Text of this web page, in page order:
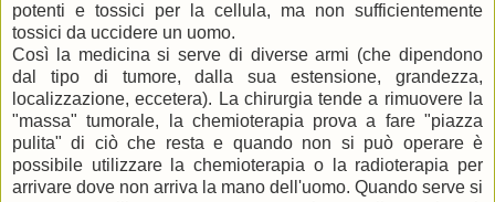
potenti e tossici per la cellula, ma non sufficientemente
tossici da uccidere un uomo.
Così la medicina si serve di diverse armi (che dipendono
dal tipo di tumore, dalla sua estensione, grandezza,
localizzazione, eccetera). La chirurgia tende a rimuovere la
"massa" tumorale, la chemioterapia prova a fare "piazza
pulita" di ciò che resta e quando non si può operare è
possibile utilizzare la chemioterapia o la radioterapia per
arrivare dove non arriva la mano dell'uomo. Quando serve si